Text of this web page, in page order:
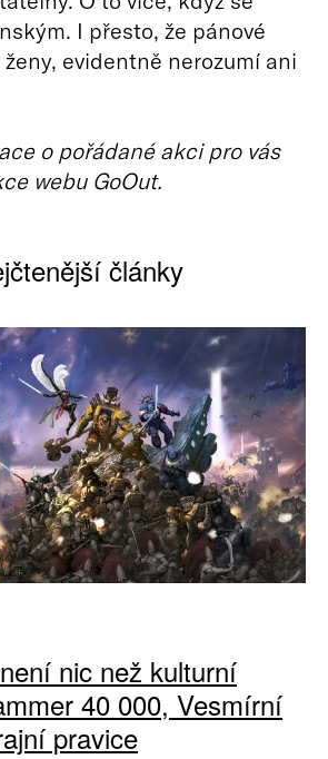
I přesto, že pánové
evidentně nerozumí ani
o pořádané akci pro vás
webu GoOut.
články
nic než kulturní
40 000, Vesmírní
pravice